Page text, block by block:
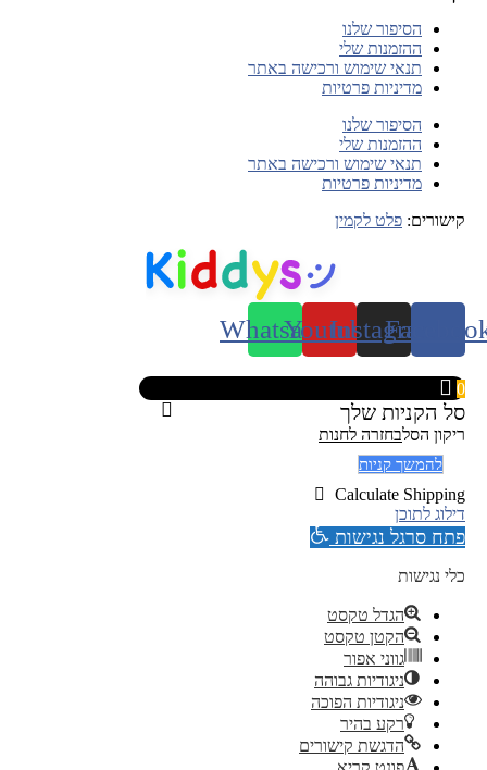
הסיפור שלנו
ההזמנות שלי
תנאי שימוש ורכישה באתר
מדיניות פרטיות
הסיפור שלנו
ההזמנות שלי
תנאי שימוש ורכישה באתר
מדיניות פרטיות
קישורים: פלט לקמין
Instagram
Youtube
Whatsapp
0
סל הקניות שלך
ריקון הסלבחזרה לחנות
להמשך קניות
Calculate Shipping
דילוג לתוכן
פתח סרגל נגישות
כלי נגישות
הגדל טקסט
הקטן טקסט
גווני אפור
ניגודיות גבוהה
ניגודיות הפוכה
רקע בהיר
הדגשת קישורים